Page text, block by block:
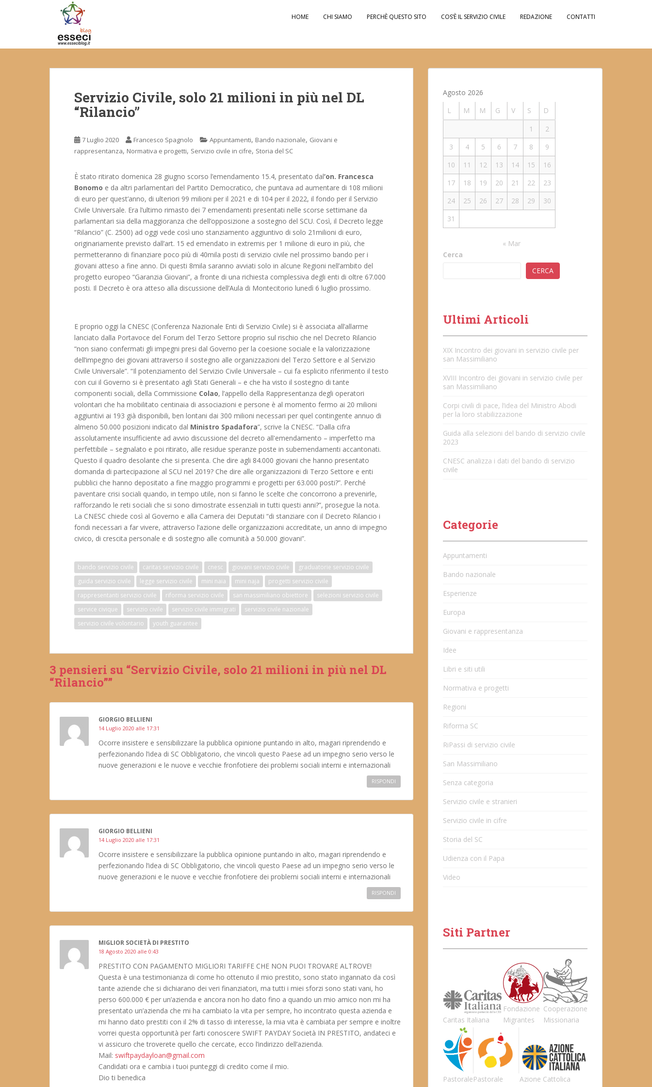
t
HOME CHI SIAMO PERCHÈ QUESTO SITO COS’È IL SERVIZIO CIVILE REDAZIONE CONTATTI
Servizio Civile, solo 21 milioni in più nel DL
“Rilancio”
7 Luglio 2020 Francesco Spagnolo Appuntamenti, Bando nazionale, Giovani e
rappresentanza, Normativa e progetti, Servizio civile in cifre, Storia del SC
È stato ritirato domenica 28 giugno scorso l’emendamento 15.4, presentato dal’on. Francesca
Bonomo e da altri parlamentari del Partito Democratico, che puntava ad aumentare di 108 milioni
di euro per quest’anno, di ulteriori 99 milioni per il 2021 e di 104 per il 2022, il fondo per il Servizio
Civile Universale. Era l’ultimo rimasto dei 7 emendamenti presentati nelle scorse settimane da
parlamentari sia della maggioranza che dell’opposizione a sostegno del SCU. Così, il Decreto legge
“Rilancio” (C. 2500) ad oggi vede così uno stanziamento aggiuntivo di solo 21milioni di euro,
originariamente previsto dall’art. 15 ed emendato in extremis per 1 milione di euro in più, che
permetteranno di finanziare poco più di 40mila posti di servizio civile nel prossimo bando per i
giovani atteso a fine anno. Di questi 8mila saranno avviati solo in alcune Regioni nell’ambito del
progetto europeo “Garanzia Giovani”, a fronte di una richiesta complessiva degli enti di oltre 67.000
posti. Il Decreto è ora atteso alla discussione dell’Aula di Montecitorio lunedì 6 luglio prossimo.
E proprio oggi la CNESC (Conferenza Nazionale Enti di Servizio Civile) si è associata all’allarme
lanciato dalla Portavoce del Forum del Terzo Settore proprio sul rischio che nel Decreto Rilancio
“non siano confermati gli impegni presi dal Governo per la coesione sociale e la valorizzazione
dell’impegno dei giovani attraverso il sostegno alle organizzazioni del Terzo Settore e al Servizio
Civile Universale”. “Il potenziamento del Servizio Civile Universale – cui fa esplicito riferimento il testo
con cui il Governo si è presentato agli Stati Generali – e che ha visto il sostegno di tante
componenti sociali, della Commissione Colao, l’appello della Rappresentanza degli operatori
volontari che ha mobilitato centinaia di associazioni e persone è al momento fermo ai 20 milioni
aggiuntivi ai 193 già disponibili, ben lontani dai 300 milioni necessari per quel contingente annuo di
almeno 50.000 posizioni indicato dal Ministro Spadafora”, scrive la CNESC. “Dalla cifra
assolutamente insufficiente ad avvio discussione del decreto all'emendamento – imperfetto ma
perfettibile – segnalato e poi ritirato, alle residue speranze poste in subemendamenti accantonati.
Questo il quadro desolante che si presenta. Che dire agli 84.000 giovani che hanno presentato
domanda di partecipazione al SCU nel 2019? Che dire alle organizzazioni di Terzo Settore e enti
pubblici che hanno depositato a fine maggio programmi e progetti per 63.000 posti?”. Perché
paventare crisi sociali quando, in tempo utile, non si fanno le scelte che concorrono a prevenirle,
rafforzando le reti sociali che si sono dimostrate essenziali in tutti questi anni?”, prosegue la nota.
La CNESC chiede così al Governo e alla Camera dei Deputati “di stanziare con il Decreto Rilancio i
fondi necessari a far vivere, attraverso l’azione delle organizzazioni accreditate, un anno di impegno
civico, di crescita personale e di sostegno alle comunità a 50.000 giovani”.
bando servizio civile caritas servizio civile cnesc giovani servizio civile
graduatorie servizio civile
guida servizio civile
legge servizio civile mini naia mini naja
progetti servizio civile
rappresentanti servizio civile
riforma servizio civile san massimiliano obiettore
selezioni servizio civile
service civique
servizio civile servizio civile immigrati
servizio civile nazionale
servizio civile volontario
youth guarantee
3 pensieri su “Servizio Civile, solo 21 milioni in più nel DL
“Rilancio””
GIORGIO BELLIENI
14 Luglio 2020 alle 17:31
Ocorre insistere e sensibilizzare la pubblica opinione puntando in alto, magari riprendendo e
perfezionando l’idea di SC Obbligatorio, che vincoli questo Paese ad un impegno serio verso le
nuove generazioni e le nuove e vecchie fronfotiere dei problemi sociali interni e internazionali
RISPONDI
GIORGIO BELLIENI
14 Luglio 2020 alle 17:31
Ocorre insistere e sensibilizzare la pubblica opinione puntando in alto, magari riprendendo e
perfezionando l’idea di SC Obbligatorio, che vincoli questo Paese ad un impegno serio verso le
nuove generazioni e le nuove e vecchie fronfotiere dei problemi sociali interni e internazionali
RISPONDI
MIGLIOR SOCIETÀ DI PRESTITO
18 Agosto 2020 alle 0:43
PRESTITO CON PAGAMENTO MIGLIORI TARIFFE CHE NON PUOI TROVARE ALTROVE!
Questa è una testimonianza di come ho ottenuto il mio prestito, sono stato ingannato da così
tante aziende che si dichiarano dei veri finanziatori, ma tutti i miei sforzi sono stati vani, ho
perso 600.000 € per un’azienda e ancora non ho dato fino a quando un mio amico non mi ha
presentato un’azienda che mi ha cambiato la vita per sempre, ho incontrato questa azienda e
mi hanno dato prestiti con il 2% di tasso di interesse, la mia vita è cambiata per sempre e inoltre
vorrei questa opportunità per farti conoscere SWIFT PAYDAY Società IN PRESTITO, andateci e
vi assicuro che troverete quello che cercate, ecco l’indirizzo dell’azienda.
Mail: swiftpaydayloan@gmail.com
Candidati ora e cambia i tuoi punteggi di credito come il mio.
Dio ti benedica
Agosto 2026
L
M M G V S
D
1
2
3
4 5 6 7 8
9
10
11 12 13 14 15
16
17
18 19 20 21 22
23
24
25 26 27 28 29
30
31
« Mar
Cerca
CERCA
Ultimi Articoli
XIX Incontro dei giovani in servizio civile per
san Massimiliano
XVIII Incontro dei giovani in servizio civile per
san Massimiliano
Corpi civili di pace, l’idea del Ministro Abodi
per la loro stabilizzazione
Guida alla selezioni del bando di servizio civile
2023
CNESC analizza i dati del bando di servizio
civile
Categorie
Appuntamenti
Bando nazionale
Esperienze
Europa
Giovani e rappresentanza
Idee
Libri e siti utili
Normativa e progetti
Regioni
Riforma SC
RiPassi di servizio civile
San Massimiliano
Senza categoria
Servizio civile e stranieri
Servizio civile in cifre
Storia del SC
Udienza con il Papa
Video
Siti Partner
Caritas Italiana
Fondazione
Migrantes
Cooperazione
Missionaria
PastoralePastorale
Azione Cattolica